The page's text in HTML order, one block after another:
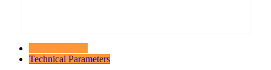
Technical Parameters